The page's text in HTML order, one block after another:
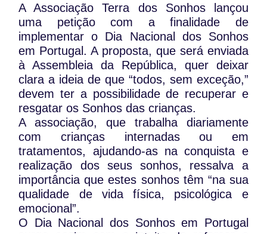
A Associação Terra dos Sonhos lançou
uma petição com a finalidade de
implementar o Dia Nacional dos Sonhos
em Portugal. A proposta, que será enviada
à Assembleia da República, quer deixar
clara a ideia de que “todos, sem exceção,”
devem ter a possibilidade de recuperar e
resgatar os Sonhos das crianças.
A associação, que trabalha diariamente
com crianças internadas ou em
tratamentos, ajudando-as na conquista e
realização dos seus sonhos, ressalva a
importância que estes sonhos têm “na sua
qualidade de vida física, psicológica e
emocional”.
O Dia Nacional dos Sonhos em Portugal